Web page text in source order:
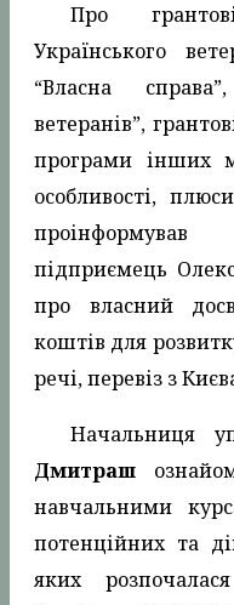
Про
Українського
“Власна
ветеранів”,
програми інших
особливості,
підприємець
про власний
коштів для
речі, перевіз з
Начальниця
Дмитраш
навчальними
потенційних та
яких